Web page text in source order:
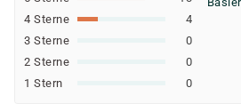
4 Sterne
4
3 Sterne
0
2 Sterne
0
1 Stern
0